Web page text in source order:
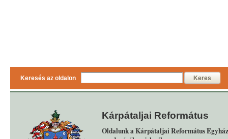
Keresés az oldalon Keres
Kárpátaljai Református
Oldalunk a Kárpátaljai Református